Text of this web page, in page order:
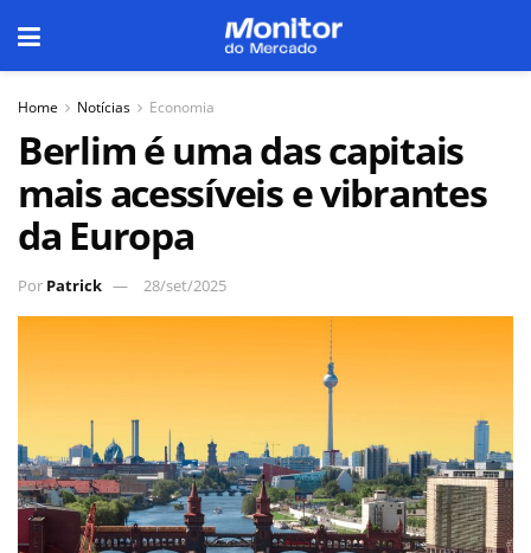
Home Notícias Economia
Berlim é uma das capitais
mais acessíveis e vibrantes
da Europa
Por Patrick 28/set/2025